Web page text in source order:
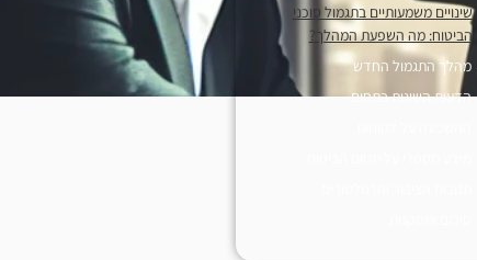
שינויים משמעותיים בתגמול סוכני
הביטוח: מה השפעת המהלך?
מהלך התגמול החדש
הדעות השונות בתחום